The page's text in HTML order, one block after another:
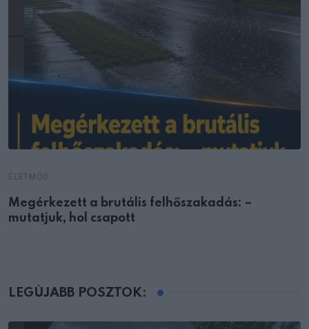
Megérkezett a brutális felhőszakadás: –
mutatjuk, hol csapott
LEGÚJABB POSZTOK: